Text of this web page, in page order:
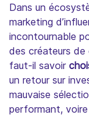
Dans un
marketing
incontournable
des créateurs de
faut-il savoir
un retour sur
mauvaise
performant,